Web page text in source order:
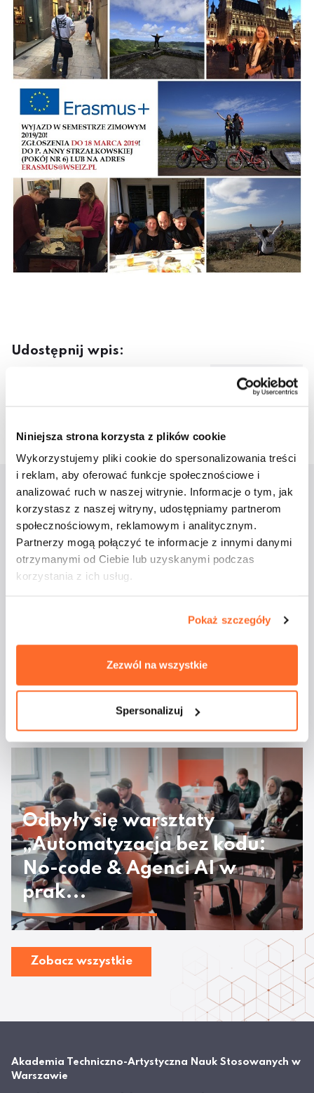
Niniejsza strona korzysta z plików cookie
Wykorzystujemy pliki cookie do spersonalizowania treści
i reklam, aby oferować funkcje społecznościowe i
analizować ruch w naszej witrynie. Informacje o tym, jak
korzystasz z naszej witryny, udostępniamy partnerom
społecznościowym, reklamowym i analitycznym.
Partnerzy mogą połączyć te informacje z innymi danymi
otrzymanymi od Ciebie lub uzyskanymi podczas
korzystania z ich usług.
Pokaż szczegóły
Zezwól na wszystkie
Spersonalizuj
Udostępnij wpis:
1 marca 2019
Aktualności
Studenci ATA na
majówkowym rejsie
Odbyły się warsztaty
„Automatyzacja bez kodu:
No-code & Agenci AI w
prak...
Zobacz wszystkie
Akademia Techniczno-Artystyczna Nauk Stosowanych w
Warszawie